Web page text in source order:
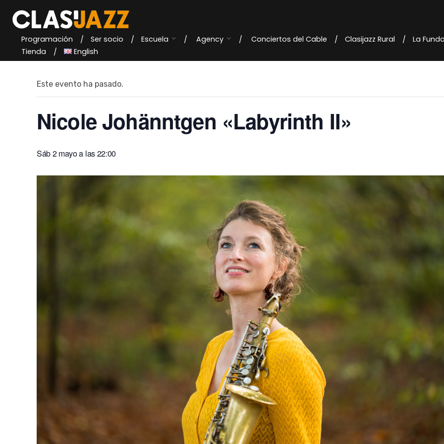
content
Programación Ser socio Escuela Agency Conciertos del Cable Clasijazz Rural La
Tienda
English
« Todos los Eventos
Este evento ha pasado.
Nicole Johänntgen «Labyrinth II»
Sáb 2 mayo a las 22:00